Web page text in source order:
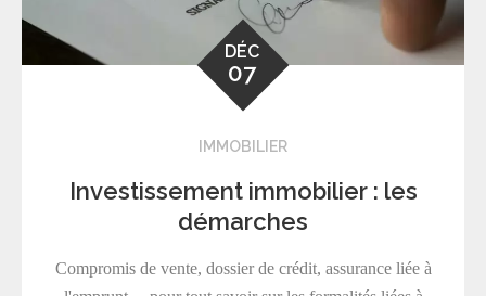
DÉC
07
IMMOBILIER
Investissement immobilier : les
démarches
Compromis de vente, dossier de crédit, assurance liée à